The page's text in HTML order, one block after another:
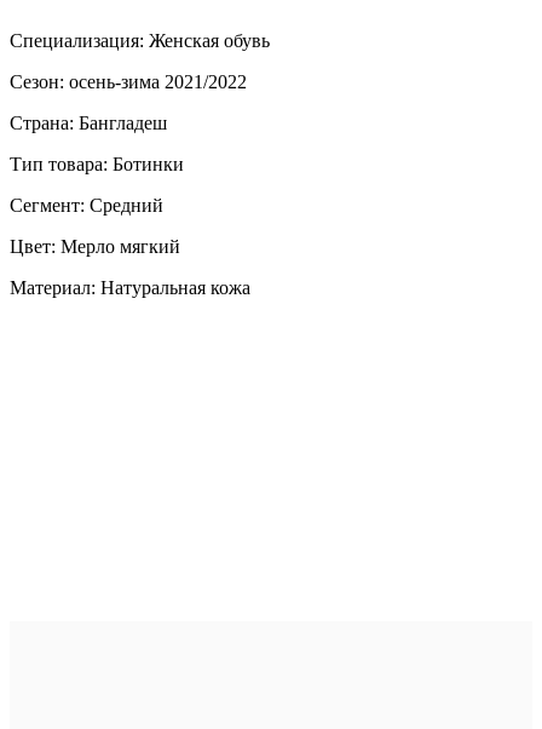
Специализация: Женская обувь
Сезон: осень-зима 2021/2022
Страна: Бангладеш
Тип товара: Ботинки
Сегмент: Средний
Цвет: Мерло мягкий
Материал: Натуральная кожа